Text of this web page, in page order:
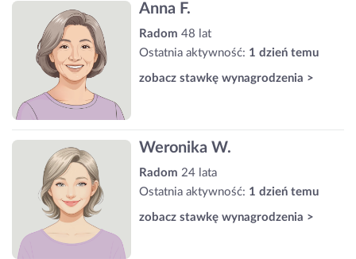
Anna F.
Radom 48 lat
Ostatnia aktywność: 1 dzień temu
zobacz stawkę wynagrodzenia >
Weronika W.
Radom 24 lata
Ostatnia aktywność: 1 dzień temu
zobacz stawkę wynagrodzenia >